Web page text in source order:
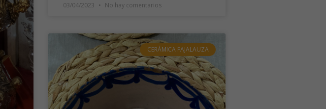
03/04/2023 No hay comentarios
CERÁMICA FAJALAUZA